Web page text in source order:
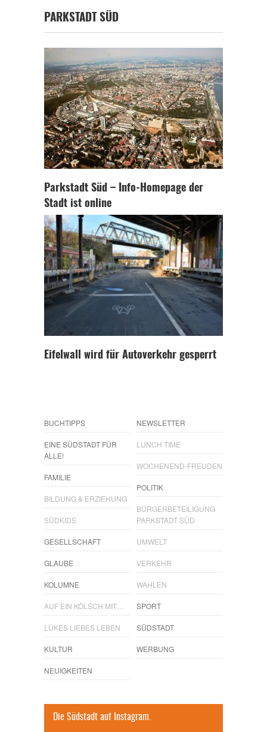
PARKSTADT SÜD
Parkstadt Süd – Info-Homepage der
Stadt ist online
Eifelwall wird für Autoverkehr gesperrt
BUCHTIPPS
EINE SÜDSTADT FÜR
ALLE!
FAMILIE
BILDUNG & ERZIEHUNG
SÜDKIDS
GESELLSCHAFT
GLAUBE
KOLUMNE
AUF EIN KÖLSCH MIT…
LÜKES LIEBES LEBEN
KULTUR
NEUIGKEITEN
NEWSLETTER
LUNCH TIME
WOCHENEND-FREUDEN
POLITIK
BÜRGERBETEILIGUNG
PARKSTADT SÜD
UMWELT
VERKEHR
WAHLEN
SPORT
SÜDSTADT
WERBUNG
Die Südstadt auf Instagram.